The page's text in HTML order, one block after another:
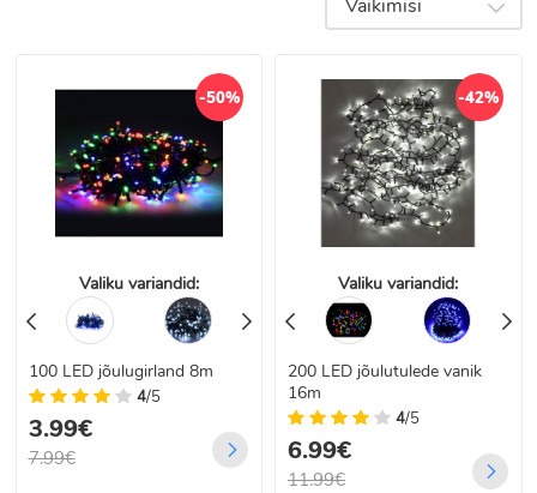
Vaikimisi
-50%
Valiku variandid:
100 LED jõulugirland 8m
4/5
3.99€
7.99€
-42%
Valiku variandid:
200 LED jõulutulede vanik
16m
4/5
6.99€
11.99€